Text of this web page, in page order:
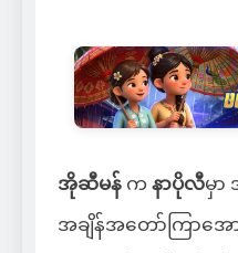
အိုဆီမန် က နာပိုလီမှာ
အချိန်အတော်ကြာအေ